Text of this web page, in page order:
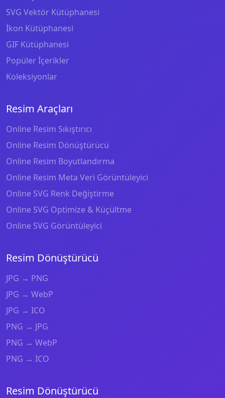
SVG Vektör Kütüphanesi
İkon Kütüphanesi
GIF Kütüphanesi
Popüler İçerikler
Koleksiyonlar
Resim Araçları
Online Resim Sıkıştırıcı
Online Resim Dönüştürücü
Online Resim Boyutlandırma
Online Resim Meta Veri Görüntüleyici
Online SVG Renk Değiştirme
Online SVG Optimize & Küçültme
Online SVG Görüntüleyici
Resim Dönüştürücü
JPG → PNG
JPG → WebP
JPG → ICO
PNG → JPG
PNG → WebP
PNG → ICO
Resim Dönüştürücü